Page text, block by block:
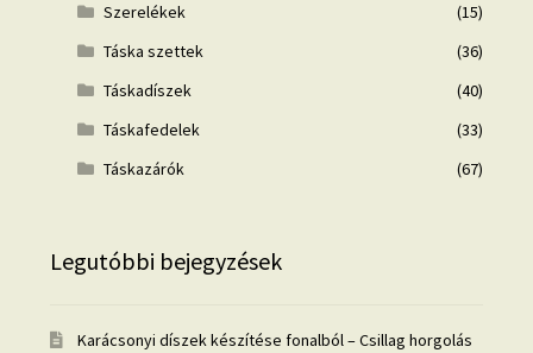
Szerelékek
(15)
Táska szettek
(36)
Táskadíszek
(40)
Táskafedelek
(33)
Táskazárók
(67)
Legutóbbi bejegyzések
Karácsonyi díszek készítése fonalból – Csillag horgolás